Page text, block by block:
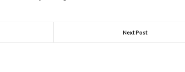
Next Post